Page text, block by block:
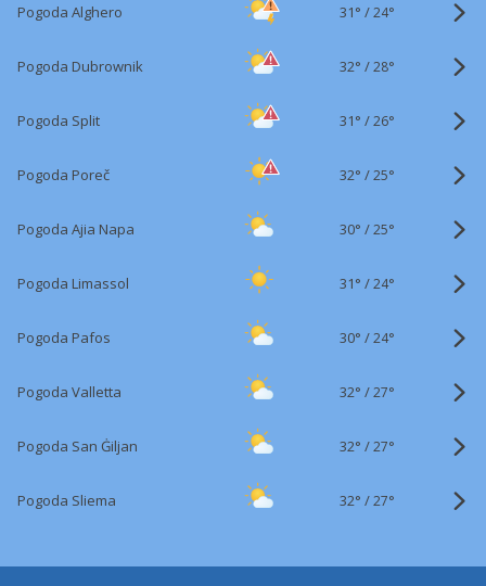
Pogoda Alghero 31° /24°
Pogoda Dubrownik 32° /28°
Pogoda Split 31° /26°
Pogoda Poreč 32° /25°
Pogoda Ajia Napa 30° /25°
Pogoda Limassol 31° /24°
Pogoda Pafos 30° /24°
Pogoda Valletta 32° /27°
Pogoda San Ġiljan 32° /27°
Pogoda Sliema 32° /27°